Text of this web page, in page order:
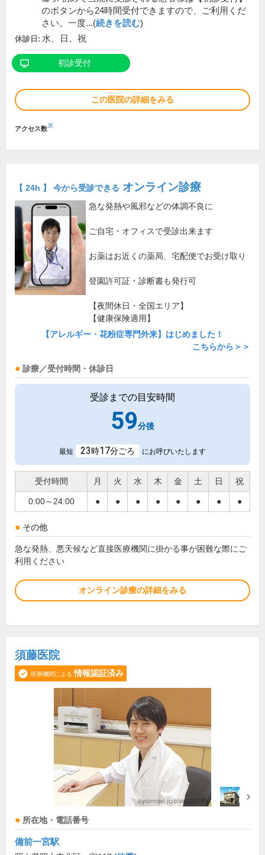
のボタンから24時間受付できますので、ご利用くだ
さい。一度...(続きを読む)
休診日: 水、日、祝
初診受付
この医院の詳細をみる
アクセス数※
【 24h 】 今から受診できる オンライン診療
急な発熱や風邪などの体調不良に
ご自宅・オフィスで受診出来ます
お薬はお近くの薬局、宅配便でお受け取り
登園許可証・診断書も発行可
【夜間休日・全国エリア】
【健康保険適用】
【アレルギー・花粉症専門外来】はじめました！
こちらから＞＞
診療／受付時間・休診日
受診までの目安時間
59分後
最短 23時17分ごろ にお呼びいたします
受付時間 月 火 水 木 金 土 日 祝
0:00～24:00 ● ● ● ● ● ● ● ●
その他
急な発熱、悪天候など直接医療機関に掛かる事が困難な際にご
利用ください
オンライン診療の詳細をみる
須藤医院
医療機関による 情報認証済み
所在地・電話番号
備前一宮駅